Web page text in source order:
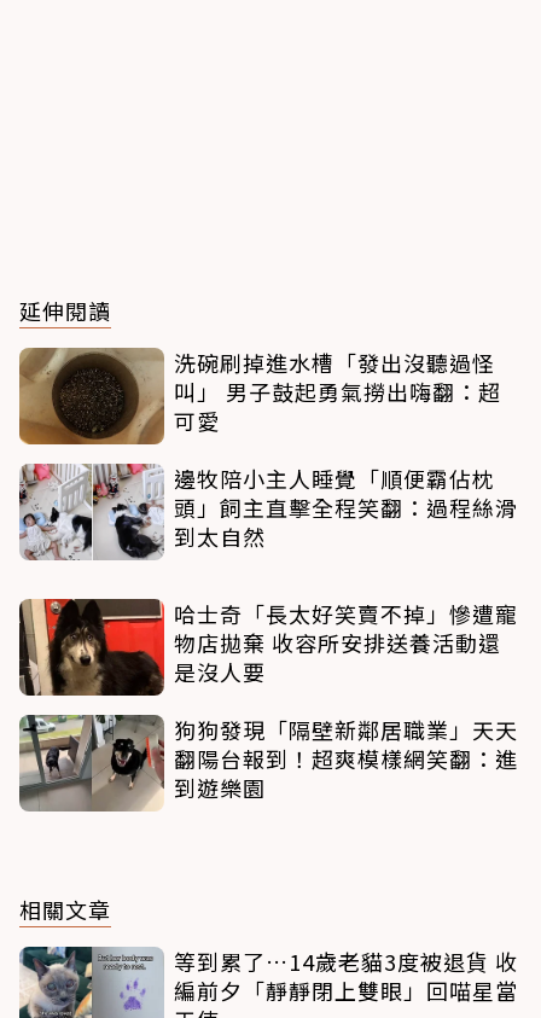
延伸閱讀
洗碗刷掉進水槽「發出沒聽過怪
叫」 男子鼓起勇氣撈出嗨翻：超
可愛
邊牧陪小主人睡覺「順便霸佔枕
頭」飼主直擊全程笑翻：過程絲滑
到太自然
哈士奇「長太好笑賣不掉」慘遭寵
物店拋棄 收容所安排送養活動還
是沒人要
狗狗發現「隔壁新鄰居職業」天天
翻陽台報到！超爽模樣網笑翻：進
到遊樂園
相關文章
等到累了…14歲老貓3度被退貨 收
編前夕「靜靜閉上雙眼」回喵星當